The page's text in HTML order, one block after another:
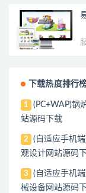
下载热度排行
1
(PC+WAP)锅
站源码下载
2
(自适应手机
观设计网站源码
3
(自适应手机
械设备网站源码